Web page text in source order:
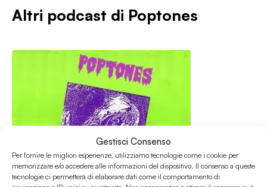
Gestisci Consenso
Per fornire le migliori esperienze, utilizziamo tecnologie come i cookie per
memorizzare e/o accedere alle informazioni del dispositivo. Il consenso a queste
tecnologie ci permetterà di elaborare dati come il comportamento di
Altri podcast di Poptones